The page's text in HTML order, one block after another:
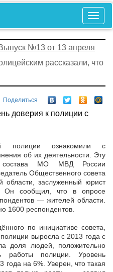
№13 от 13 апреля
рассказали, что
Поделиться
доверия к полиции с
полиции ознакомили с
об их деятельности. Эту
МО МВД России
Общественного совета
заслуженный юрист
Он сообщил, что в опросе
— жителей области.
1600 респондентов.
по инициативе совета,
выросла с 2013 года с
доля людей, положительно
работы полиции. Уровень
года на 6%. Уверен, что такая